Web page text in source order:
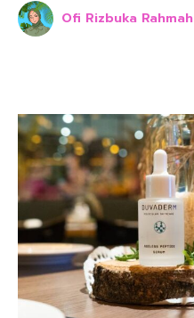
Ofi Rizbuka Rahmah